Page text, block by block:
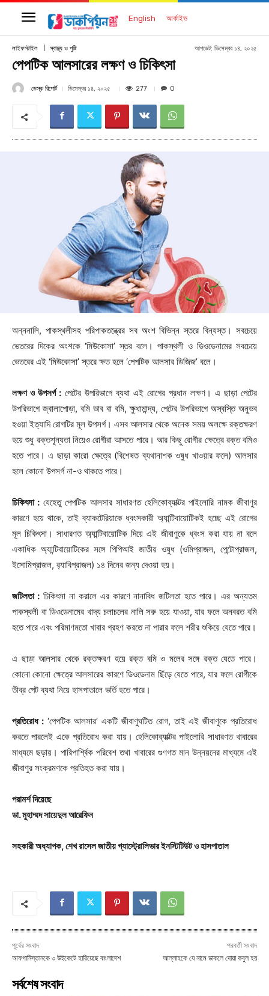
English আর্কাইভ
লাইফস্টাইল স্বাস্থ্য ও পুষ্টি আপডেট: ডিসেম্বর ১৪, ২০২৫
পেপটিক আলসারের লক্ষণ ও চিকিৎসা
ডেস্ক রিপোর্ট ডিসেম্বর ১৪, ২০২৫ 277 0
অন্ননালি, পাকস্থলীসহ পরিপাকতন্ত্রের সব অংশ বিভিন্ন স্তরে বিন্যস্ত। সবচেয়ে
ভেতরের দিকের অংশকে ‘মিউকোসা’ স্তর বলে। পাকস্থলী ও ডিওডেনামের সবচেয়ে
ভেতরের এই ‘মিউকোসা’ স্তরে ক্ষত হলে ‘পেপটিক আলসার ডিজিজ’ বলে।
লক্ষণ ও উপসর্গ : পেটের উপরিভাগে ব্যথা এই রোগের প্রধান লক্ষণ। এ ছাড়া পেটের
উপরিভাগে জ্বালাপোড়া, বমি ভাব বা বমি, ক্ষুধামান্দ্য, পেটের উপরিভাগে অস্বস্তি অনুভব
হওয়া ইত্যাদি রোগটির মূল উপসর্গ। এসব আলসার থেকে অনেক সময় অলক্ষে রক্তক্ষরণ
হয়ে শুধু রক্তশূন্যতা নিয়েও রোগীরা আসতে পারে। আর কিছু রোগীর ক্ষেত্রে রক্ত বমিও
হতে পারে। এ ছাড়া কারো ক্ষেত্রে (বিশেষত ব্যথানাশক ওষুধ খাওয়ার ফলে) আলসার
হলে কোনো উপসর্গ না-ও থাকতে পারে।
চিকিৎসা : যেহেতু পেপটিক আলসার সাধারণত হেলিকোব্যাক্টর পাইলোরি নামক জীবাণুর
কারণে হয়ে থাকে, তাই ব্যাকটেরিয়াকে ধ্বংসকারী অ্যান্টিবায়োটিকই হচ্ছে এই রোগের
মূল চিকিৎসা। সাধারণত অ্যান্টিবায়োটিক দিয়ে এই জীবাণুকে ধ্বংস করা যায় না বলে
একাধিক অ্যান্টিবায়োটিকের সঙ্গে পিপিআই জাতীয় ওষুধ (ওমিপ্রাজল, পেন্টোপ্রাজল,
ইসোমিপ্রাজল, র‌্যাবিপ্রাজল) ১৪ দিনের জন্য দেওয়া হয়।
জটিলতা :চিকিৎসা না করালে এর কারণে নানাবিধ জটিলতা হতে পারে। এর অন্যতম
পাকস্থলী বা ডিওডেনামের খাদ্য চলাচলের নালি সরু হয়ে যাওয়া, যার ফলে অনবরত বমি
হতে পারে এবং পরিমাণমতো খাবার গ্রহণ করতে না পারার ফলে শরীর শুকিয়ে যেতে পারে।
এ ছাড়া আলসার থেকে রক্তক্ষরণ হয়ে রক্ত বমি ও মলের সঙ্গে রক্ত যেতে পারে।
কোনো কোনো ক্ষেত্রে আলসারের কারণে ডিওডেনাম ছিঁড়ে যেতে পারে, যার ফলে রোগীকে
তীব্র পেট ব্যথা নিয়ে হাসপাতালে ভর্তি হতে পারে।
প্রতিরোধ :‘পেপটিক আলসার’ একটি জীবাণুঘটিত রোগ, তাই এই জীবাণুকে প্রতিরোধ
করতে পারলেই একে প্রতিরোধ করা যায়। হেলিকোব্যাক্টর পাইলোরি সাধারণত খাবারের
মাধ্যমে ছড়ায়। পারিপার্শ্বিক পরিবেশ তথা খাবারের গুণগত মান উন্নয়নের মাধ্যমে এই
জীবাণুর সংক্রমণকে প্রতিহত করা যায়।
পরামর্শ দিয়েছে
ডা. মুহাম্মদ সায়েদুল আরেফিন
সহকারী অধ্যাপক, শেখ রাসেল জাতীয় গ্যাস্ট্রোলিভার ইনস্টিটিউট ও হাসপাতাল
পূর্বের সংবাদ
আফগানিস্তানকে ৩ উইকেটে হারিয়েছে বাংলাদেশ
পরবর্তী সংবাদ
আল্লাহকে যে নামে ডাকলে দোয়া কবুল হয়
সর্বশেষ সংবাদ